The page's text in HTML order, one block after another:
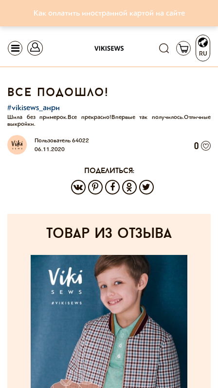
Как оплатить иностранной картой на сайте
RU
все подошло!
#vikisews_анри
Шила без примерок.Все прекрасно!Впервые так получилось.Отличные
выкройки.
Пользователь 64022
06.11.2020
0
поделиться:
товар из отзыва